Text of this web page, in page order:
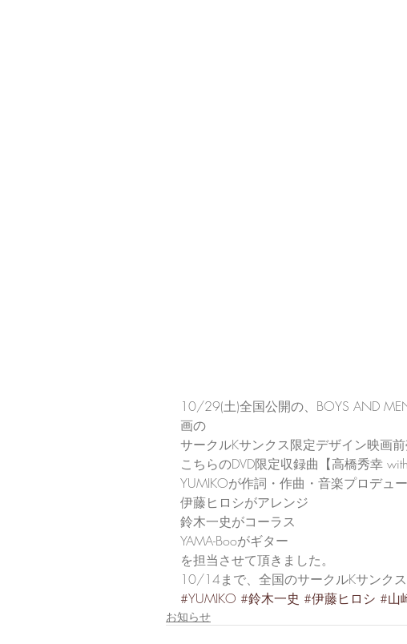
10/29(土)全国公開の、BOYS AND
画の
サークルKサンクス限定デザイン映画
こちらのDVD限定収録曲【高橋秀幸
YUMIKOが作詞・作曲・音楽プロデュ
伊藤ヒロシがアレンジ
鈴木一史がコーラス
YAMA-Booがギター
を担当させて頂きました。
10/14まで、全国のサークルKサンク
#YUMIKO #鈴木一史 #伊藤ヒロシ #山
お知らせ